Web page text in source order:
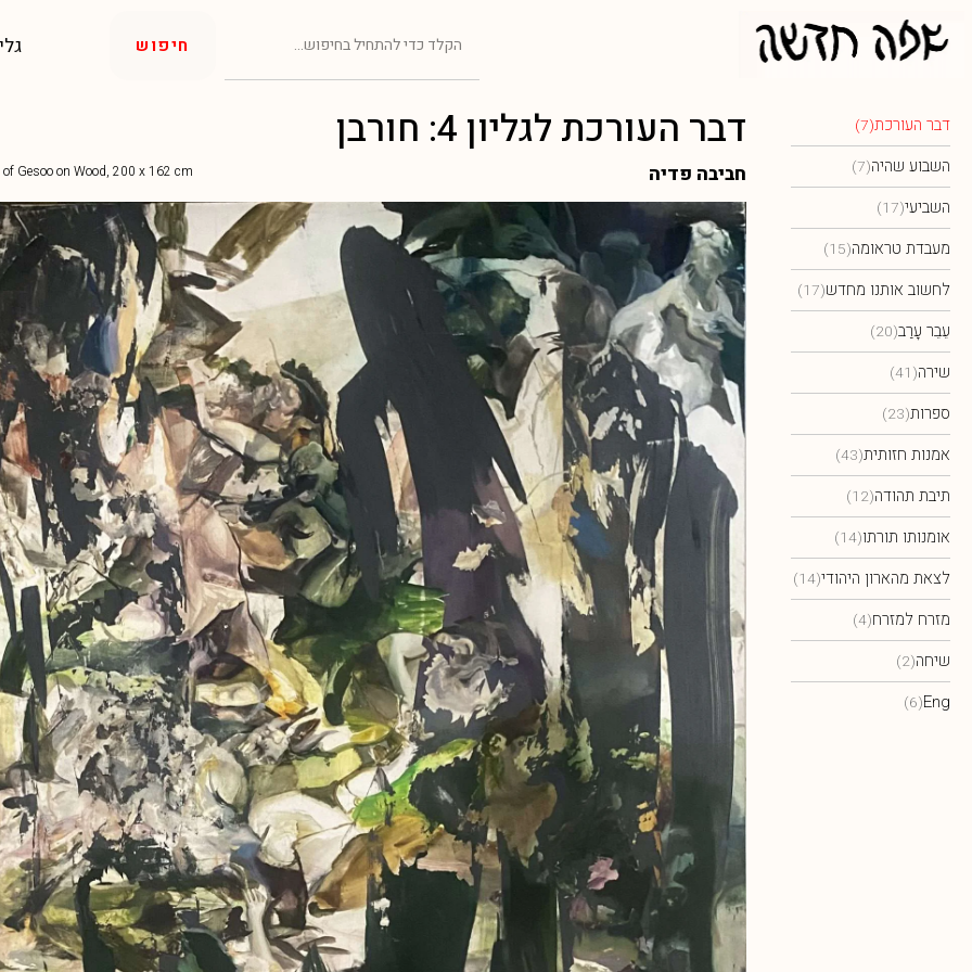
חיפוש
דבר העורכת(7)
השבוע שהיה(7)
השביעי(17)
מעבדת טראומה(15)
לחשוב אותנו מחדש(17)
עֵבֵר עׇרַב(20)
שירה(41)
ספרות(23)
אמנות חזותית(43)
תיבת תהודה(12)
אומנותו תורתו(14)
לצאת מהארון היהודי(14)
מזרח למזרח(4)
שיחה(2)
Eng
(6)
דבר העורכת לגליון 4: חורבן
חביבה פדיה Gesoo on Wood, 200 x 162 cm